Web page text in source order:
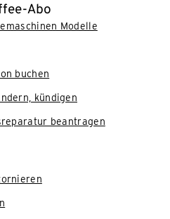
Abo
Modelle
buchen
kündigen
beantragen